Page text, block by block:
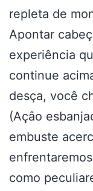
repleta de
Apontar
experiência
continue
desça, você
(Açâo
embuste
como